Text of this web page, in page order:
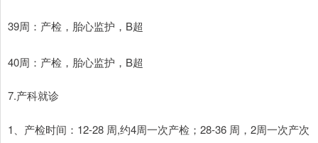
39周：产检，胎心监护，B超
40周：产检，胎心监护，B超
7.产科就诊
1、产检时间：12-28 周,约4周一次产检；28-36 周，2周一次产次